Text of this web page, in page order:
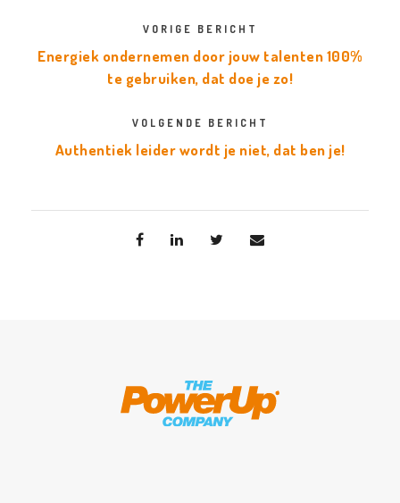
VORIGE BERICHT
Energiek ondernemen door jouw talenten 100%
te gebruiken, dat doe je zo!
VOLGENDE BERICHT
Authentiek leider wordt je niet, dat ben je!